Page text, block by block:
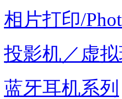
相片打印/
投影机／虚
蓝牙耳机系列